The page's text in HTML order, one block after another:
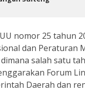
nomor 25 tahun
dan Peraturan
salah satu
Forum
Daerah dan